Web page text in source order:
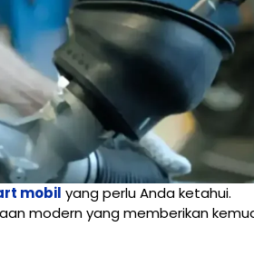
mobil yang perlu Anda ketahui.
modern yang memberikan